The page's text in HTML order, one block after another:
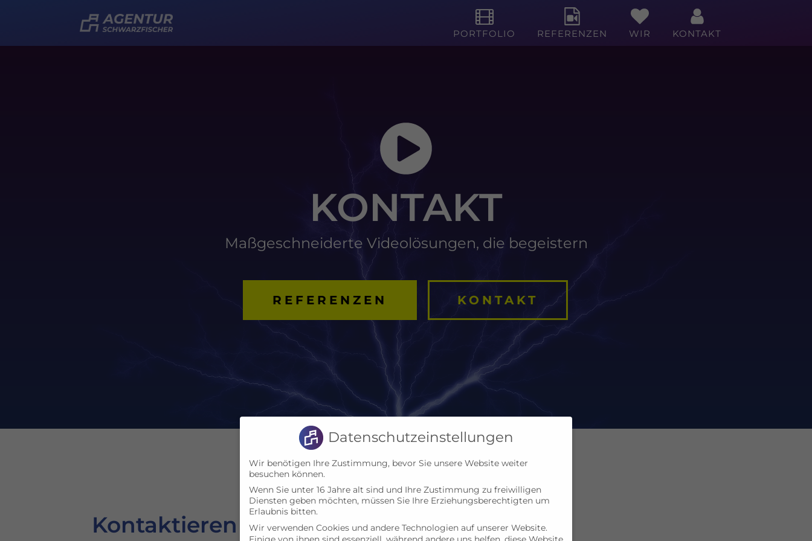
PORTFOLIO REFERENZEN WIR KONTAKT
KONTAKT
Maßgeschneiderte Videolösungen, die begeistern
REFERENZEN KONTAKT
Kontaktieren Sie uns jetzt!
Datenschutzeinstellungen
Wir benötigen Ihre Zustimmung, bevor Sie unsere Website weiter
besuchen können.
Wenn Sie unter 16 Jahre alt sind und Ihre Zustimmung zu freiwilligen
Diensten geben möchten, müssen Sie Ihre Erziehungsberechtigten um
Erlaubnis bitten.
Wir verwenden Cookies und andere Technologien auf unserer Website.